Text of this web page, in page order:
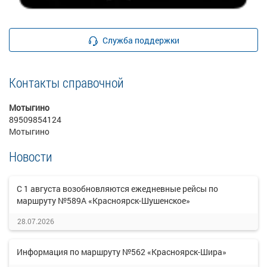
Служба поддержки
Контакты справочной
Мотыгино
89509854124
Мотыгино
Новости
С 1 августа возобновляются ежедневные рейсы по
маршруту №589А «Красноярск-Шушенское»
28.07.2026
Информация по маршруту №562 «Красноярск-Шира»